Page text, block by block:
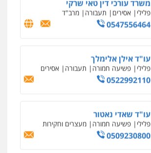
0544723840
0548009246
0506209859